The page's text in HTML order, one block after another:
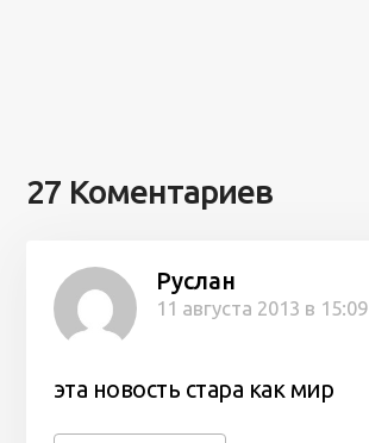
27 Коментариев
Руслан
11 августа 2013 в 15:09
эта новость стара как мир